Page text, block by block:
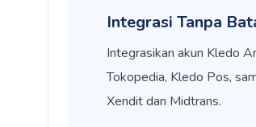
Integrasi Tanpa
Integrasikan akun Kledo
Tokopedia, Kledo Pos,
Xendit dan Midtrans.